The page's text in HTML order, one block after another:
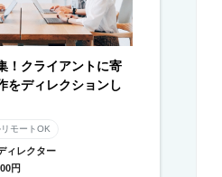
！クライアントに寄
をディレクションし
モートOK
ィレクター
円